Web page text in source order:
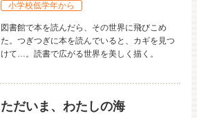
小学校低学年から
図書館で本を読んだら、その世界に飛びこめ
た。つぎつぎに本を読んでいると、カギを見つ
けて…。読書で広がる世界を美しく描く。
ただいま、わたしの海